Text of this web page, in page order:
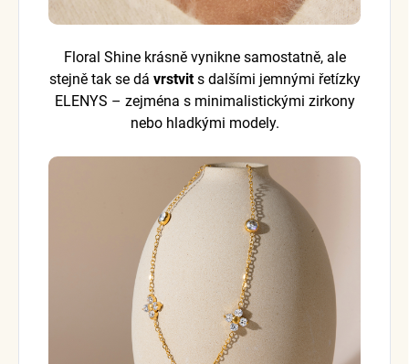
Floral Shine krásně vynikne samostatně, ale
stejně tak se dá vrstvits dalšími jemnými řetízky
ELENYS – zejména s minimalistickými zirkony
nebo hladkými modely.